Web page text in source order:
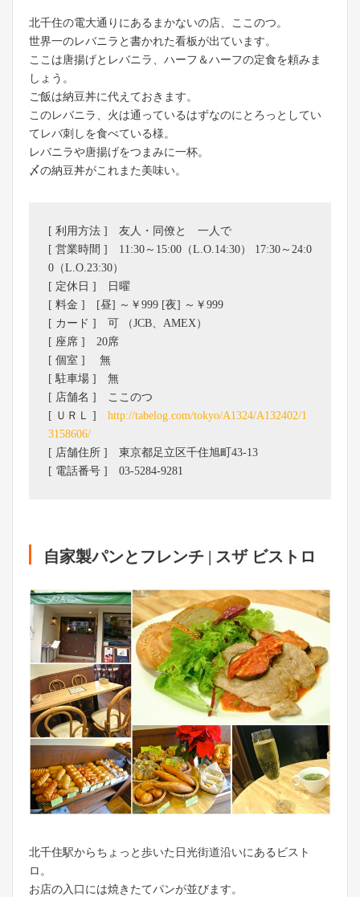
北千住の電大通りにあるまかないの店、ここのつ。
世界一のレバニラと書かれた看板が出ています。
ここは唐揚げとレバニラ、ハーフ＆ハーフの定食を頼みま
しょう。
ご飯は納豆丼に代えておきます。
このレバニラ、火は通っているはずなのにとろっとしてい
てレバ刺しを食べている様。
レバニラや唐揚げをつまみに一杯。
〆の納豆丼がこれまた美味い。
[ 利用方法 ] 友人・同僚と 一人で
[ 営業時間 ] 11:30～15:00（L.O.14:30） 17:30～24:0
0（L.O.23:30）
[ 定休日 ] 日曜
[ 料金 ] [昼] ～￥999 [夜] ～￥999
[ カード ] 可 （JCB、AMEX）
[ 座席 ] 20席
[ 個室 ] 無
[ 駐車場 ] 無
[ 店舗名 ] ここのつ
[ ＵＲＬ ] http://tabelog.com/tokyo/A1324/A132402/1
3158606/
[ 店舗住所 ] 東京都足立区千住旭町43-13
[ 電話番号 ] 03-5284-9281
自家製パンとフレンチ | スザ ビストロ
北千住駅からちょっと歩いた日光街道沿いにあるビスト
ロ。
お店の入口には焼きたてパンが並びます。